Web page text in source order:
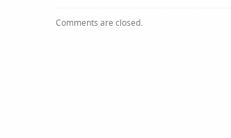
Comments are closed.